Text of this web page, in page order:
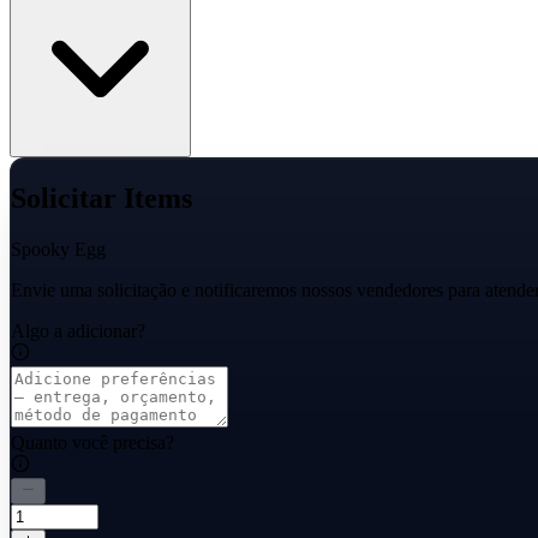
Solicitar Items
Spooky Egg
Envie uma solicitação e notificaremos nossos vendedores para
Algo a adicionar?
Quanto você precisa?